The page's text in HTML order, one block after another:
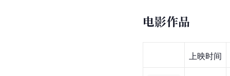
电影作品
上映时间